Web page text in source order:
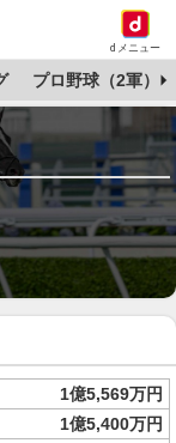
dメニュー
プロ野球（2軍）
1億5,569万円
1億5,400万円